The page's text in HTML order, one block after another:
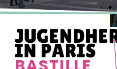
IN PARIS